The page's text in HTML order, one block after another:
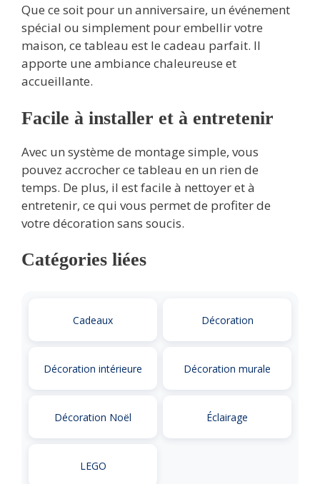
Que ce soit pour un anniversaire, un événement
spécial ou simplement pour embellir votre
maison, ce tableau est le cadeau parfait. Il
apporte une ambiance chaleureuse et
accueillante.
Facile à installer et à entretenir
Avec un système de montage simple, vous
pouvez accrocher ce tableau en un rien de
temps. De plus, il est facile à nettoyer et à
entretenir, ce qui vous permet de profiter de
votre décoration sans soucis.
Catégories liées
Cadeaux Décoration
Décoration intérieure Décoration murale
Décoration Noël Éclairage
LEGO